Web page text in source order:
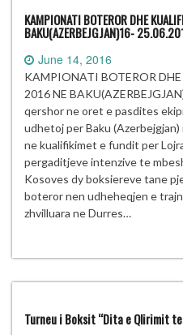
KAMPIONATI BOTEROR DHE
BAKU(AZERBEJGJAN)16-
June 14, 2016
KAMPIONATI BOTEROR
2016 NE
qershor ne oret e pasdites
udhetoj per Baku
ne kualifikimet e fundit per
pergaditjeve intenzive te
Kosoves dy boksiereve tane
boteror nen udheheqjen e
zhvilluara ne Durres…
Turneu i Boksit “Dita e Qlirimit